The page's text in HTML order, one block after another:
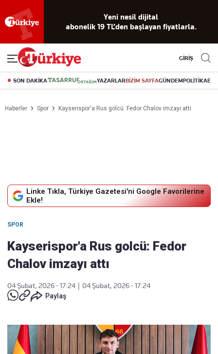
Yeni nesil dijital
abonelik 19 TL’den başlayan fiyatlarla.
GİRİŞ
SON DAKİKA YAZARLARBİZİM SAYFAGÜNDEMPOLİTİKA
Haberler Spor Kayserispor'a Rus golcü: Fedor Chalov imzayı attı
Linke Tıkla, Türkiye Gazetesi'ni Google Favorilerine
Ekle!
SPOR
Kayserispor'a Rus golcü: Fedor
Chalov imzayı attı
04 Şubat, 2026 - 17:24
04 Şubat, 2026 - 17:24
Paylaş